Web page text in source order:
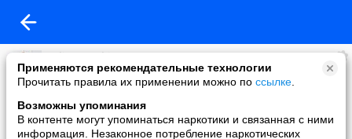
Применяются рекомендательные технологии
Прочитать правила их применении можно по ссылке
Возможны упоминания
В контенте могут упоминаться наркотики и связанная с ними
информация. Незаконное потребление наркотических
Yulia Narushina
added a photo
14 Aug в 10:20